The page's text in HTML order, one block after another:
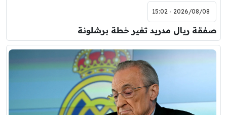
2026/08/08 - 15:02
صفقة ريال مدريد تغير خطة برشلونة